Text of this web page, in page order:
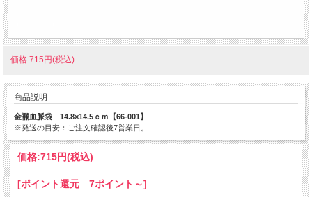
価格:715円(税込)
商品説明
金襴血脈袋 14.8×14.5ｃｍ【66-001】
※発送の目安：ご注文確認後7営業日。
価格:715円(税込)
[ポイント還元 7ポイント～]